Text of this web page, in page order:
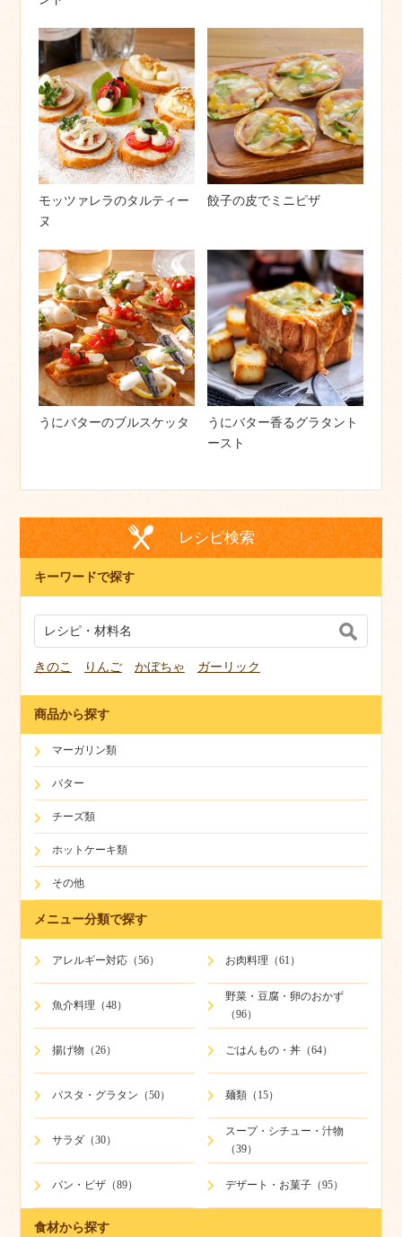
モッツァレラのタルティー
ヌ
餃子の皮でミニピザ
うにバターのブルスケッタ
うにバター香るグラタント
ースト
レシピ検索
キーワードで探す
きのこ りんご かぼちゃ ガーリック
商品から探す
マーガリン類
バター
チーズ類
ホットケーキ類
その他
メニュー分類で探す
アレルギー対応（56） お肉料理（61）
魚介料理（48）
野菜・豆腐・卵のおかず
（96）
揚げ物（26） ごはんもの・丼（64）
パスタ・グラタン（50） 麺類（15）
サラダ（30）
スープ・シチュー・汁物
（39）
パン・ピザ（89） デザート・お菓子（95）
食材から探す